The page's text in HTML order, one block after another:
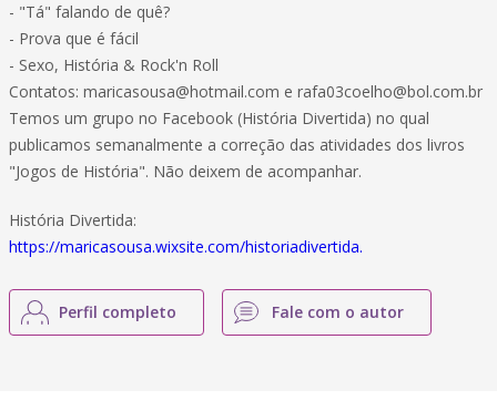
- "Tá" falando de quê?
- Prova que é fácil
- Sexo, História & Rock'n Roll
Contatos: maricasousa@hotmail.com e rafa03coelho@bol.com.br
Temos um grupo no Facebook (História Divertida) no qual
publicamos semanalmente a correção das atividades dos livros
"Jogos de História". Não deixem de acompanhar.
História Divertida:
https://maricasousa.wixsite.com/historiadivertida.
Perfil completo Fale com o autor